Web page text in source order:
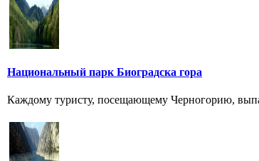
Национальный парк Биоградска гора
Каждому туристу, посещающему Черногорию,